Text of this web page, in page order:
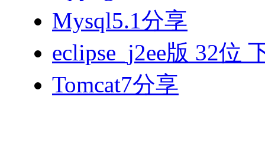
Mysql5.1分享
eclipse_j2ee版 32位
Tomcat7分享